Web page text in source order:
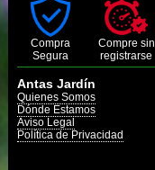
Compra
Segura
Compre sin
registrarse
Antas Jardín
Quienes Somos
Dónde Estamos
Aviso Legal
Política de Privacidad